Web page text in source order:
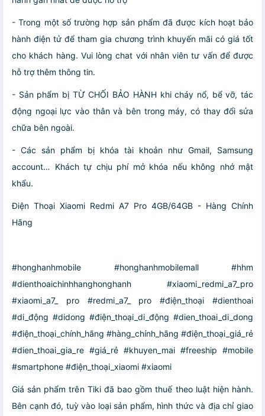
- Trong một số trường hợp sản phẩm đã được kích hoạt bảo
hành điện tử để tham gia chương trình khuyến mãi có giá tốt
cho khách hàng. Vui lòng chat với nhân viên tư vấn để được
hỗ trợ thêm thông tin.
- Sản phẩm bị TỪ CHỐI BẢO HÀNH khi cháy nổ, bể vỡ, tác
động ngoại lực vào thân và bên trong máy, có thay đổi sửa
chữa bên ngoài.
- Các sản phẩm bị khóa tài khoản như Gmail, Samsung
account… Khách tự chịu phí mở khóa nếu không nhớ mật
khẩu.
Điện Thoại Xiaomi Redmi A7 Pro 4GB/64GB - Hàng Chính
Hãng
#honghanhmobile #honghanhmobilemall #hhm
#dienthoaichinhhanghonghanh #xiaomi_redmi_a7_pro
#xiaomi_a7_ pro #redmi_a7_ pro #điện_thoại #dienthoai
#di_động #didong #điện_thoại_di_động #dien_thoai_di_dong
#điện_thoại_chính_hãng #hàng_chính_hãng #điện_thoại_giá_rẻ
#dien_thoai_gia_re #giá_rẻ #khuyen_mai #freeship #mobile
#smartphone #điện_thoại_xiaomi #xiaomi
Giá sản phẩm trên Tiki đã bao gồm thuế theo luật hiện hành.
Bên cạnh đó, tuỳ vào loại sản phẩm, hình thức và địa chỉ giao